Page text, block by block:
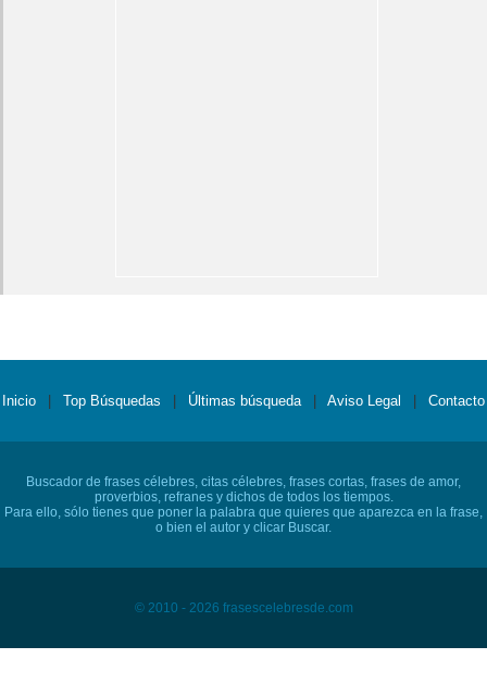
Inicio Top Búsquedas Últimas búsqueda Aviso Legal Contacto
Buscador de frases célebres, citas célebres, frases cortas, frases de amor,
proverbios, refranes y dichos de todos los tiempos.
Para ello, sólo tienes que poner la palabra que quieres que aparezca en la frase,
o bien el autor y clicar Buscar.
© 2010 - 2026 frasescelebresde.com